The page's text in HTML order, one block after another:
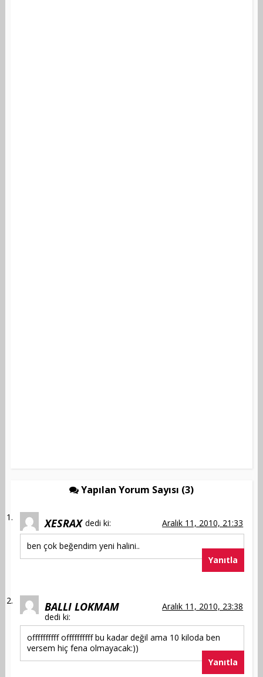
Yapılan Yorum Sayısı (3)
XESRAX dedi ki: Aralık 11, 2010, 21:33
ben çok beğendim yeni halini..
Yanıtla
BALLI LOKMAM
dedi ki:
Aralık 11, 2010, 23:38
offffffffff offffffffff bu kadar değil ama 10 kiloda ben
versem hiç fena olmayacak:))
Yanıtla